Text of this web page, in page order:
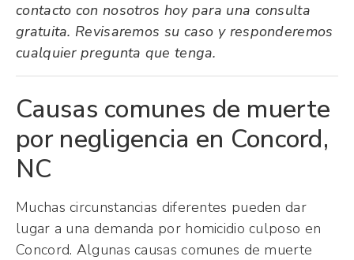
contacto con nosotros hoy para una consulta
gratuita. Revisaremos su caso y responderemos
cualquier pregunta que tenga.
Causas comunes de muerte
por negligencia en Concord,
NC
Muchas circunstancias diferentes pueden dar
lugar a una demanda por homicidio culposo en
Concord. Algunas causas comunes de muerte